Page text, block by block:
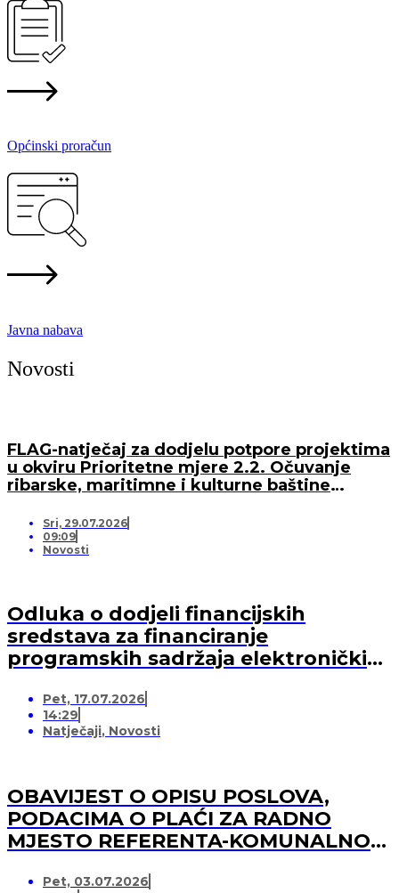
Općinski proračun
Javna nabava
Novosti
FLAG-natječaj za dodjelu potpore projektima
u okviru Prioritetne mjere 2.2. Očuvanje
ribarske, maritimne i kulturne baštine
osnova prostora FLAG-a „Lanterna“ iz LRSR
2021. – 2027. FLAG-a „Lanterna”
Sri, 29.07.2026
09:09
Novosti
Odluka o dodjeli financijskih
sredstava za financiranje
programskih sadržaja elektroničkih
medijskih usluga)
Pet, 17.07.2026
14:29
Natječaji, Novosti
OBAVIJEST O OPISU POSLOVA,
PODACIMA O PLAĆI ZA RADNO
MJESTO REFERENTA-KOMUNALNOG
Pet, 03.07.2026